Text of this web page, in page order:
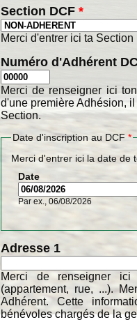
Section DCF *
Merci d'entrer ici ta
Numéro d'Adhérent
Merci de renseigner ici
d'une première Adhésion,
Section.
Date d'inscription au DCF *
Merci d'entrer ici la date de
Date
Par ex., 06/08/2026
Adresse 1
Merci de renseigner
(appartement, rue, ...).
Adhérent. Cette
bénévoles chargés de la